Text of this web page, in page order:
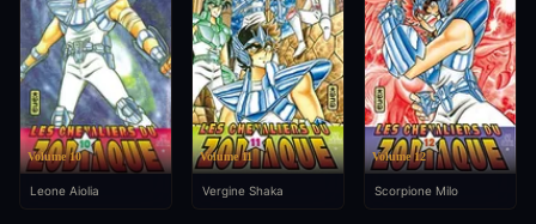
Volume 10
Leone Aiolia
Volume 11
Vergine Shaka
Volume 12
Scorpione Milo